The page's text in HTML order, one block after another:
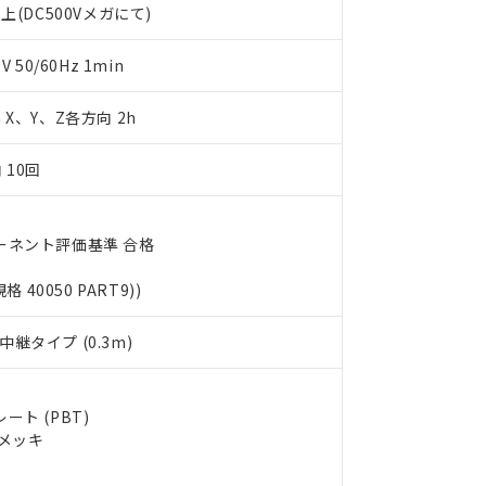
(DC500Vメガにて)
50/60Hz 1min
、Y、Z各方向 2h
10回
ネント評価基準 合格
格 40050 PART9))
継タイプ (0.3m)
ート (PBT)
ッキ
ます。
質）の非含有証明書
書（当社基準）
点で非含有を証明するもので、過去に遡って非含有を証明するも
欄に対応日を記載しておりました。
への在庫切替を完了していることから、特段のことがない限り、